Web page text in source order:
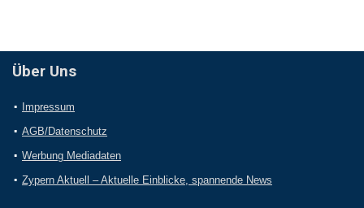
Über Uns
Impressum
AGB/Datenschutz
Werbung Mediadaten
Zypern Aktuell – Aktuelle Einblicke, spannende News